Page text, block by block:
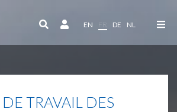
EN FR DE NL
TRAVAIL DES